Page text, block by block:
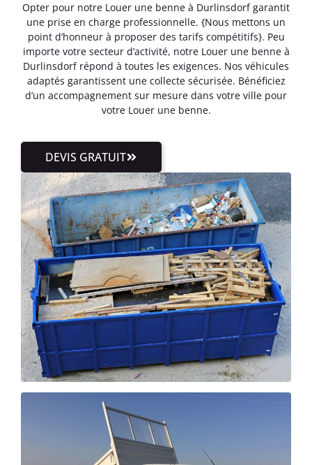
Opter pour notre Louer une benne à Durlinsdorf garantit
une prise en charge professionnelle. {Nous mettons un
point d’honneur à proposer des tarifs compétitifs}. Peu
importe votre secteur d’activité, notre Louer une benne à
Durlinsdorf répond à toutes les exigences. Nos véhicules
adaptés garantissent une collecte sécurisée. Bénéficiez
d’un accompagnement sur mesure dans votre ville pour
votre Louer une benne.
DEVIS GRATUIT